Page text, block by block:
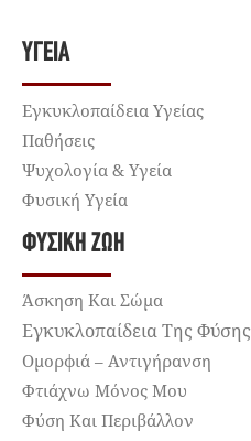
ΥΓΕΊΑ
Εγκυκλοπαίδεια Υγείας
Παθήσεις
Ψυχολογία & Υγεία
Φυσική Υγεία
ΦΥΣΙΚΉ ΖΩΉ
Άσκηση Και Σώμα
Εγκυκλοπαίδεια Της Φύσης
Ομορφιά – Αντιγήρανση
Φτιάχνω Μόνος Μου
Φύση Και Περιβάλλον